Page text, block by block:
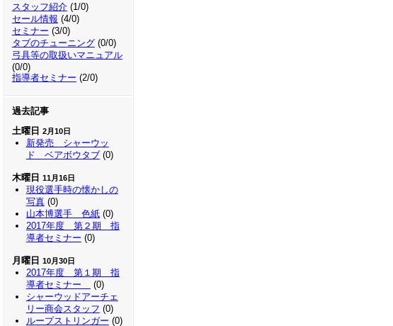
スタッフ紹介(1/0)
セール情報 (4/0)
セミナー (3/0)
タブのチューニング(0/0)
弓具等の取扱いマニュアル
(0/0)
指導者セミナー (2/0)
過去記事
土曜日 2月10日
新発売 シャーウッ
ド ベアボウタブ(0)
木曜日 11月16日
現役選手時の懐かしの
写真(0)
山本博選手 色紙(0)
2017年度 第２期 指
導者セミナー (0)
月曜日 10月30日
2017年度 第１期 指
導者セミナー
(0)
シャーウッドアーチェ
リー商会スタッフ (0)
ループストリンガー (0)